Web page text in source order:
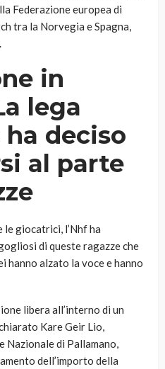
Federazione europea di
tra la Norvegia e Spagna,
in
lega
deciso
al parte
giocatrici, l’Nhf ha
di queste ragazze che
hanno alzato la voce e hanno
libera all’interno di un
Kare Geir Lio,
Nazionale di Pallamano,
dell’importo della